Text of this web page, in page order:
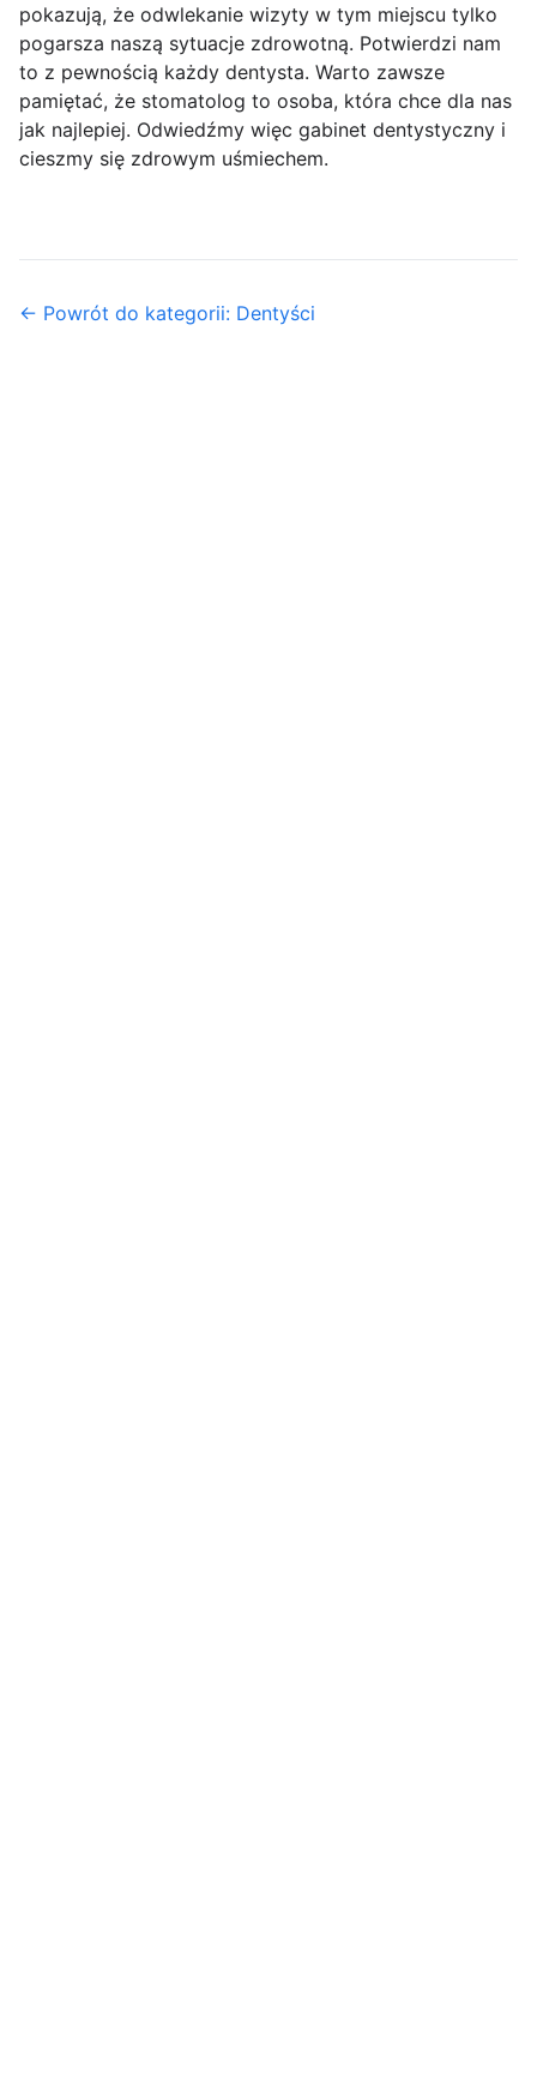
pokazują, że odwlekanie wizyty w tym miejscu tylko
pogarsza naszą sytuacje zdrowotną. Potwierdzi nam
to z pewnością każdy dentysta. Warto zawsze
pamiętać, że stomatolog to osoba, która chce dla nas
jak najlepiej. Odwiedźmy więc gabinet dentystyczny i
cieszmy się zdrowym uśmiechem.
← Powrót do kategorii: Dentyści